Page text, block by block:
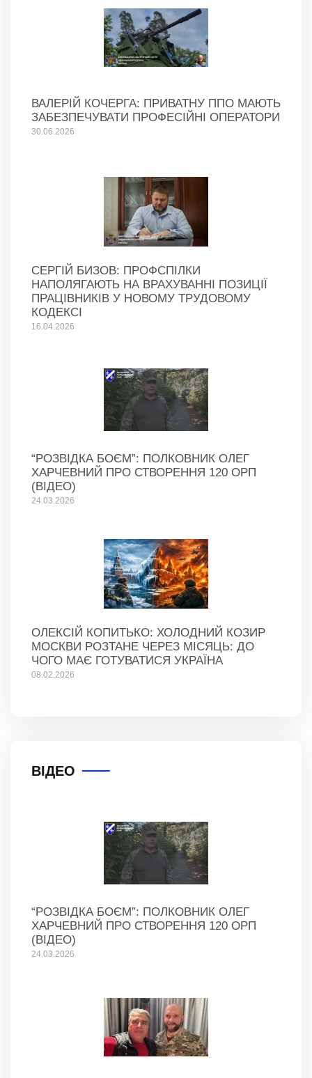
ВАЛЕРІЙ КОЧЕРГА: ПРИВАТНУ ППО МАЮТЬ
ЗАБЕЗПЕЧУВАТИ ПРОФЕСІЙНІ ОПЕРАТОРИ
30.06.2026
СЕРГІЙ БИЗОВ: ПРОФСПІЛКИ
НАПОЛЯГАЮТЬ НА ВРАХУВАННІ ПОЗИЦІЇ
ПРАЦІВНИКІВ У НОВОМУ ТРУДОВОМУ
КОДЕКСІ
16.04.2026
“РОЗВІДКА БОЄМ”: ПОЛКОВНИК ОЛЕГ
ХАРЧЕВНИЙ ПРО СТВОРЕННЯ 120 ОРП
(ВІДЕО)
24.03.2026
ОЛЕКСІЙ КОПИТЬКО: ХОЛОДНИЙ КОЗИР
МОСКВИ РОЗТАНЕ ЧЕРЕЗ МІСЯЦЬ: ДО
ЧОГО МАЄ ГОТУВАТИСЯ УКРАЇНА
08.02.2026
ВІДЕО
“РОЗВІДКА БОЄМ”: ПОЛКОВНИК ОЛЕГ
ХАРЧЕВНИЙ ПРО СТВОРЕННЯ 120 ОРП
(ВІДЕО)
24.03.2026